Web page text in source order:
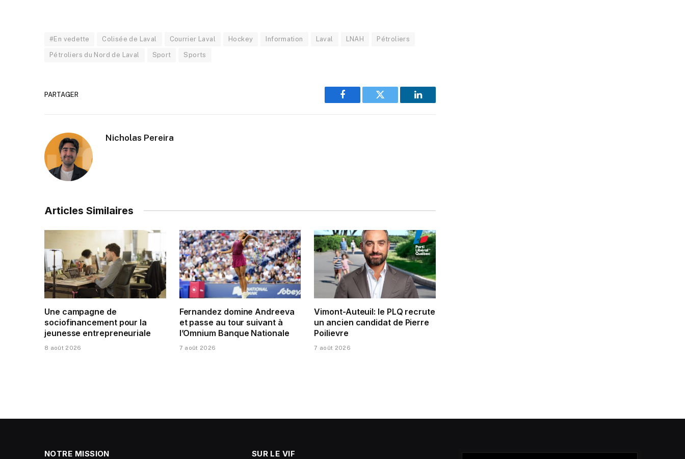
#En vedette Colisée de Laval Courrier Laval Hockey Information Laval LNAH Pétroliers
Pétroliers du Nord de Laval Sport Sports
PARTAGER
Facebook Twitter LinkedIn
Nicholas Pereira
Articles Similaires
Une campagne de
sociofinancement pour la
jeunesse entrepreneuriale
8 août 2026
Fernandez domine Andreeva
et passe au tour suivant à
l’Omnium Banque Nationale
7 août 2026
Vimont-Auteuil: le PLQ recrute
un ancien candidat de Pierre
Poilievre
7 août 2026
NOTRE MISSION SUR LE VIF